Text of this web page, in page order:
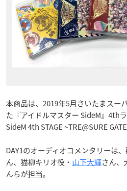
本商品は、2019年5月さいたまスー
た『アイドルマスター SideM』4th
SideM 4th STAGE ~TRE@SURE
DAY1のオーディオコメンタリーは、
ん、猫柳キリオ役・ 山下大輝さん、
んらが担当。